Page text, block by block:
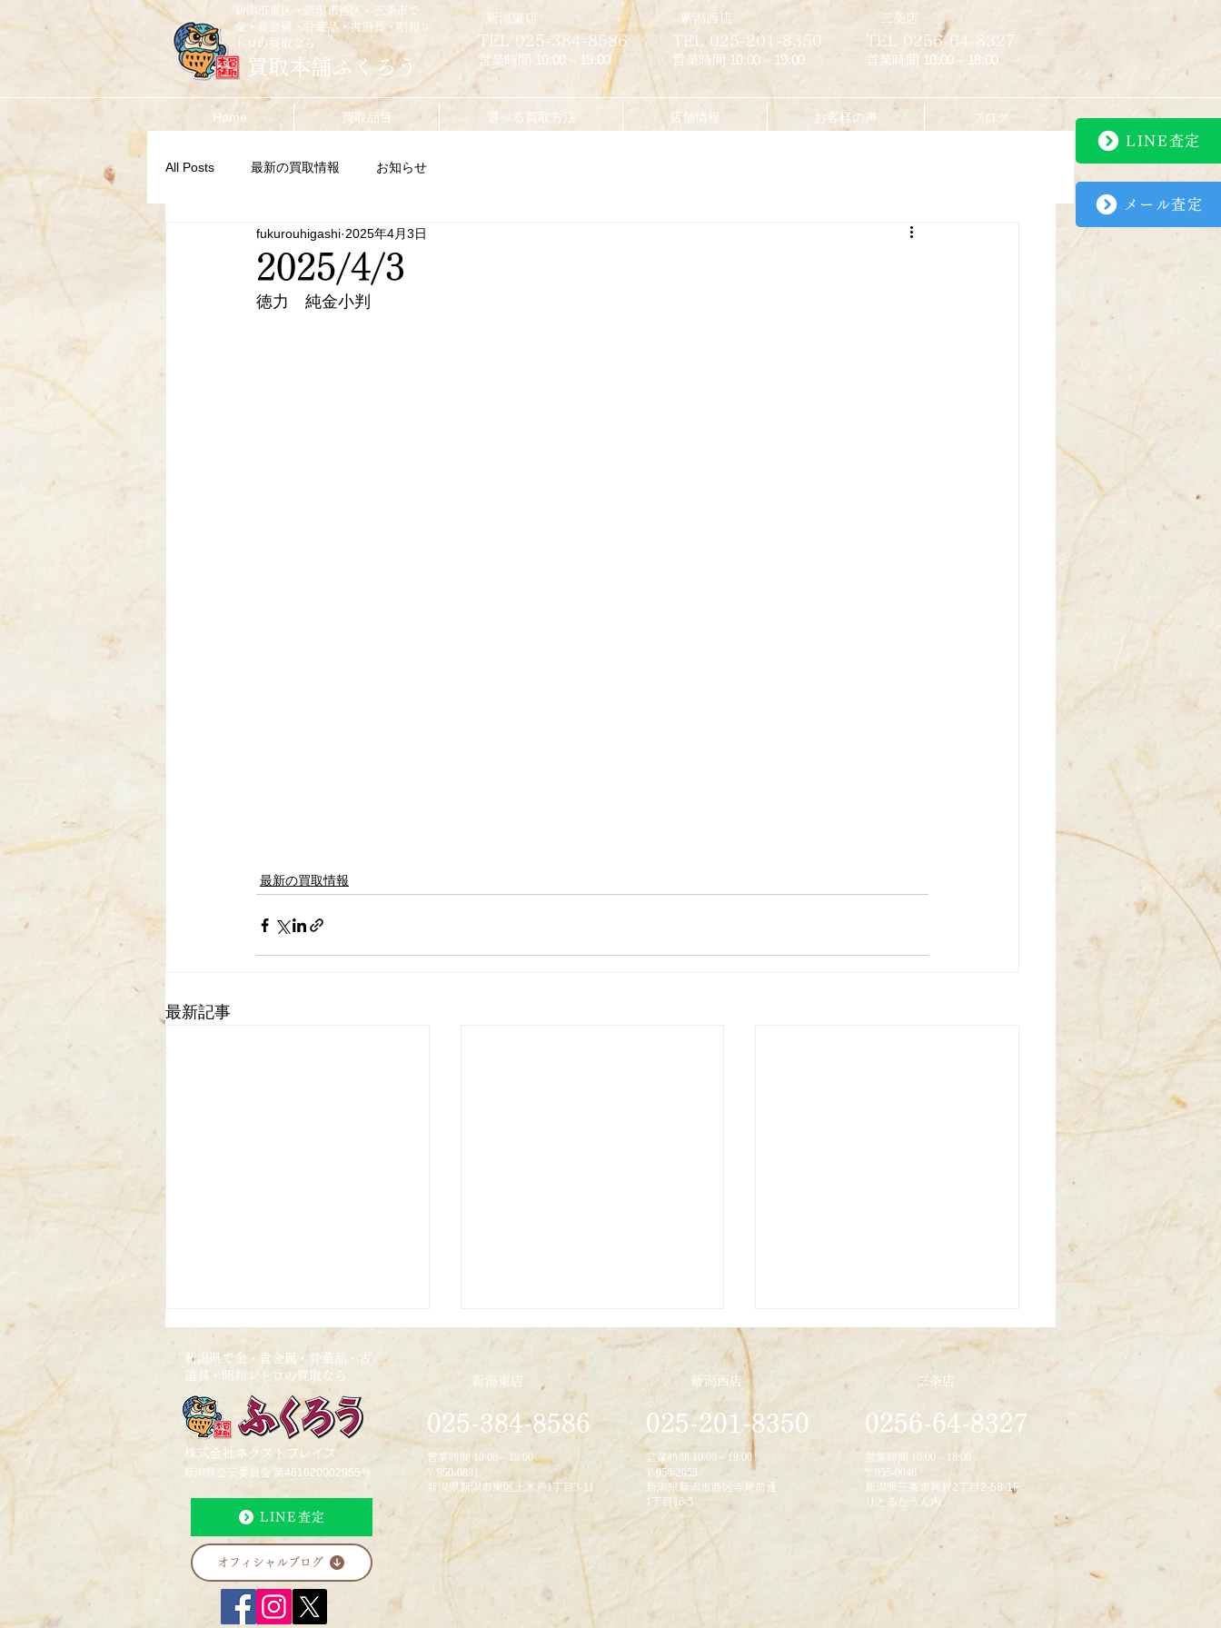
LINE査定
メール査定
新潟市東区・新潟市西区・三条市で
金・貴金属・骨董品・古道具・昭和レ
トロの買取なら
買取本舗ふくろう
​新潟東店
TEL 025-384-8586
営業時間 10:00～19:00
​新潟西店
TEL 025-201-8350
営業時間 10:00～19:00
​三条店
TEL 0256-64-8327
営業時間 10:00～18:00
Home 買取品目 選べる買取方法 店舗情報 お客様の声 ブログ
All Posts 最新の買取情報 お知らせ
2025/4/3
fukurouhigashi 2025年4月3日
徳力　純金小判
最新の買取情報
最新記事
2026/4/24 2026/1/23 2025/10/22
新潟県で金・貴金属・骨董品・古
道具・昭和レトロの買取なら
株式会社ネクストプレイス
新潟県公安委員会 第461020002955号
LINE査定
新潟東店
025-384-8586
営業時間 10:00～19:00
〒950-0891
新潟県新潟市東区上木戸1丁目3-11
新潟西店
025-201-8350
営業時間 10:00～19:00
〒950-2053
新潟県新潟市西区寺尾前通
1丁目16-5
三条店
0256-64-8327
営業時間 10:00～18:00
〒955-0046
新潟県三条市興野2丁目2-58-1F
りとるたうん内
オフィシャルブログ